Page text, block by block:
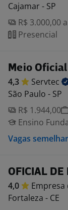
Cajamar - SP
R$ 3.000,00
Presencial
Meio
4,3
Servtec
São Paulo - SP
R$ 1.944,00
Ensino
Vagas
OFICIAL DE
4,0 Empresa
Fortaleza - CE